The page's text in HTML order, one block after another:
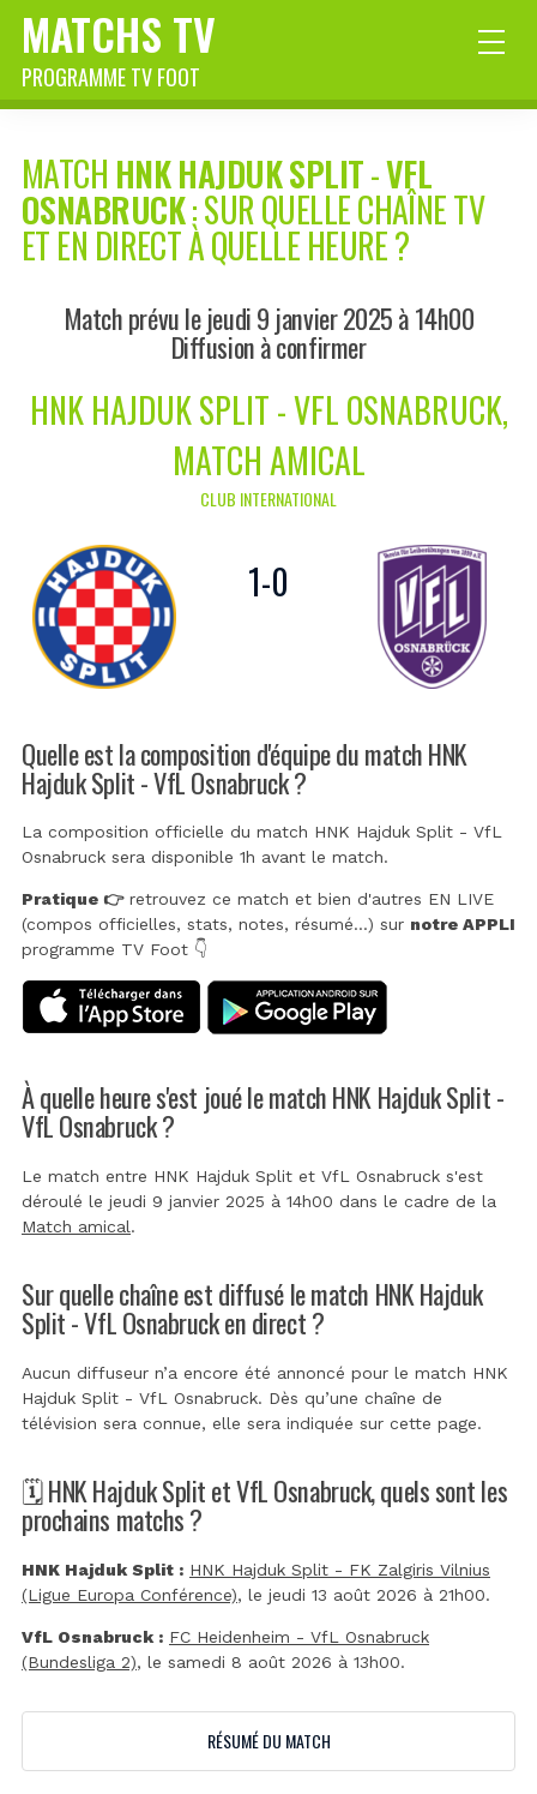
MATCHS TV
PROGRAMME TV FOOT
MATCH HNK HAJDUK SPLIT-VFL
OSNABRUCK: SUR QUELLE CHAÎNE TV
ET EN DIRECT À QUELLE HEURE ?
Match prévu le jeudi 9 janvier 2025 à 14h00
Diffusion à confirmer
HNK HAJDUK SPLIT - VFL OSNABRUCK,
MATCH AMICAL
CLUB INTERNATIONAL
1-0
Quelle est la composition d'équipe du match HNK
Hajduk Split - VfL Osnabruck ?
La composition officielle du match HNK Hajduk Split - VfL
Osnabruck sera disponible 1h avant le match.
Pratique 👉retrouvez ce match et bien d'autres EN LIVE
(compos officielles, stats, notes, résumé...) sur notre APPLI
programme TV Foot 👇
À quelle heure s'est joué le match HNK Hajduk Split -
VfL Osnabruck ?
Le match entre HNK Hajduk Split et VfL Osnabruck s'est
déroulé le jeudi 9 janvier 2025 à 14h00 dans le cadre de la
Match amical.
Sur quelle chaîne est diffusé le match HNK Hajduk
Split - VfL Osnabruck en direct ?
Aucun diffuseur n’a encore été annoncé pour le match HNK
Hajduk Split - VfL Osnabruck. Dès qu’une chaîne de
télévision sera connue, elle sera indiquée sur cette page.
🗓️ HNK Hajduk Split et VfL Osnabruck, quels sont les
prochains matchs ?
HNK Hajduk Split : HNK Hajduk Split - FK Zalgiris Vilnius
(Ligue Europa Conférence), le jeudi 13 août 2026 à 21h00.
VfL Osnabruck : FC Heidenheim - VfL Osnabruck
(Bundesliga 2), le samedi 8 août 2026 à 13h00.
RÉSUMÉ DU MATCH